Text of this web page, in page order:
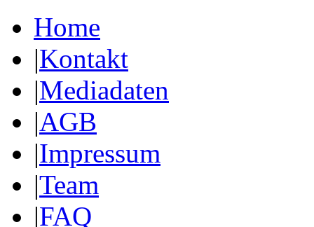
Home
|Kontakt
|Mediadaten
|AGB
|Impressum
|Team
|FAQ